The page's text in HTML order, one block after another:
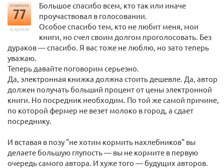
отметили
77
в архиве
Большое спасибо всем, кто так или иначе
проучаствовал в голосовании.
Особое спасибо тем, кто не любит меня, мои
книги, но счел своим долгом проголосовать. Без
дураков — спасибо. Я вас тоже не люблю, но зато теперь
уважаю.
Теперь давайте поговорим серьезно.
Да, электронная книжка должна стоить дешевле. Да, автор
должен получать больший процент от цены электронной
книги. Но посредник необходим. По той же самой причине,
по которой фермер не везет молоко в город, а сдает
посреднику.
И вставая в позу "не хотим кормить нахлебников" вы
делаете большую глупость — вы не кормите в первую
очередь самого автора. И хуже того — будущих авторов.